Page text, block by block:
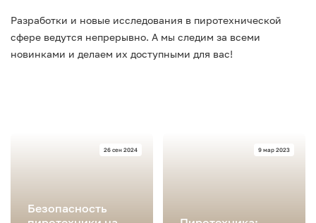
Разработки и новые исследования в пиротехнической
сфере ведутся непрерывно. А мы следим за всеми
новинками и делаем их доступными для вас!
26 сен 2024
Безопасность
9 мар 2023